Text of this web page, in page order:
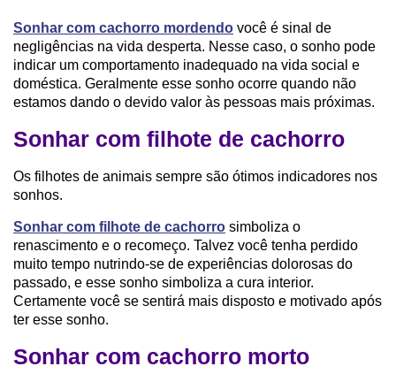
Sonhar com cachorro mordendo você é sinal de
negligências na vida desperta. Nesse caso, o sonho pode
indicar um comportamento inadequado na vida social e
doméstica. Geralmente esse sonho ocorre quando não
estamos dando o devido valor às pessoas mais próximas.
Sonhar com filhote de cachorro
Os filhotes de animais sempre são ótimos indicadores nos
sonhos.
Sonhar com filhote de cachorro simboliza o
renascimento e o recomeço. Talvez você tenha perdido
muito tempo nutrindo-se de experiências dolorosas do
passado, e esse sonho simboliza a cura interior.
Certamente você se sentirá mais disposto e motivado após
ter esse sonho.
Sonhar com cachorro morto